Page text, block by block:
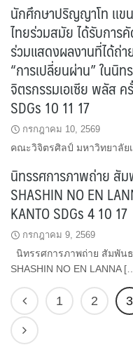
นักศึกษาปริญญาโท เเข
ไทยร่วมสมัย ได้รับการคั
ร่วมแสดงผลงานที่ได้ถ่
“การเปลี่ยนผ่าน” ในนิท
จิตรกรรมเอเซีย พลัส ค
SDGs 10 11 17
กรกฎาคม 10, 2569
คณะวิจิตรศิลป์ มหาวิทยาลัย
นิทรรศการภาพถ่าย สั
SHASHIN NO EN
KANTO SDGs 4 10 17
กรกฎาคม 9, 2569
นิทรรศการภาพถ่าย สัมพัน
SHASHIN NO EN LANNA
1 2 3